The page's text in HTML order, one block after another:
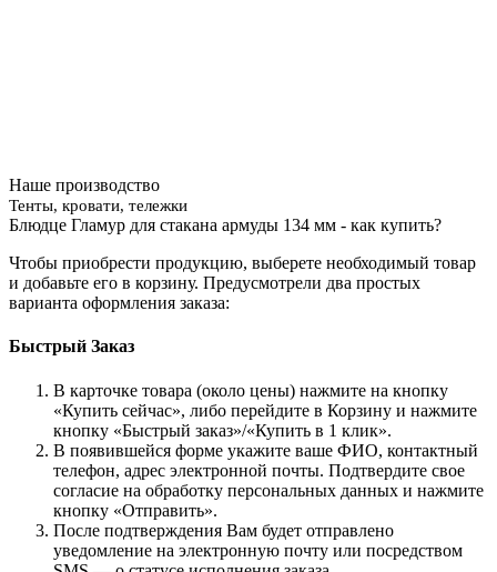
Наше производство
Тенты, кровати, тележки
Блюдце Гламур для стакана армуды 134 мм - как купить?
Чтобы приобрести продукцию, выберете необходимый товар
и добавьте его в корзину. Предусмотрели два простых
варианта оформления заказа:
Быстрый Заказ
В карточке товара (около цены) нажмите на кнопку
«Купить сейчас», либо перейдите в Корзину и нажмите
кнопку «Быстрый заказ»/«Купить в 1 клик».
В появившейся форме укажите ваше ФИО, контактный
телефон, адрес электронной почты. Подтвердите свое
согласие на обработку персональных данных и нажмите
кнопку «Отправить».
После подтверждения Вам будет отправлено
уведомление на электронную почту или посредством